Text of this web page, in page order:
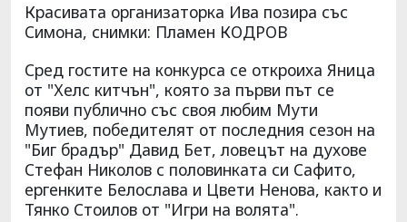
Красивата организаторка Ива позира със
Симона, снимки: Пламен КОДРОВ
Сред гостите на конкурса се откроиха Яница
от "Хелс китчън", която за първи път се
появи публично със своя любим Мути
Мутиев, победителят от последния сезон на
"Биг брадър" Давид Бет, ловецът на духове
Стефан Николов с половинката си Сафито,
ергенките Белослава и Цвети Ненова, както и
Тянко Стоилов от "Игри на волята".